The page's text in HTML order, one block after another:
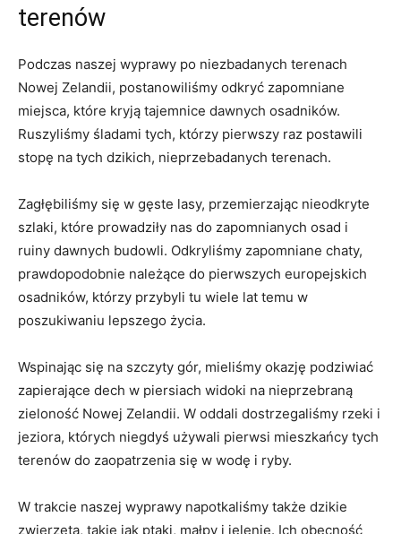
terenów
Podczas ​naszej wyprawy po niezbadanych terenach
Nowej Zelandii, postanowiliśmy ‍odkryć​ zapomniane
miejsca, ⁢które kryją tajemnice dawnych osadników.
Ruszyliśmy śladami tych, którzy⁤ pierwszy raz postawili
stopę na tych dzikich,⁢ nieprzebadanych ⁣terenach.
Zagłębiliśmy się ​w⁣ gęste lasy, przemierzając nieodkryte
szlaki, które prowadziły nas do‍ zapomnianych osad i
⁢ruiny dawnych budowli. Odkryliśmy zapomniane ‌chaty,
prawdopodobnie należące ​do pierwszych ⁤europejskich
osadników, którzy przybyli tu⁣ wiele lat‍ temu w
⁢poszukiwaniu lepszego ​życia.
Wspinając się na szczyty ⁤gór, mieliśmy okazję podziwiać
zapierające dech w ⁢piersiach widoki na‍ nieprzebraną
zieloność Nowej Zelandii. W oddali dostrzegaliśmy rzeki i
jeziora, których niegdyś używali pierwsi ⁢mieszkańcy tych
terenów do ⁣zaopatrzenia się w⁣ wodę i ryby.
W trakcie ‍naszej wyprawy napotkaliśmy ⁢także dzikie
zwierzęta, takie jak ptaki, małpy i jelenie. Ich obecność